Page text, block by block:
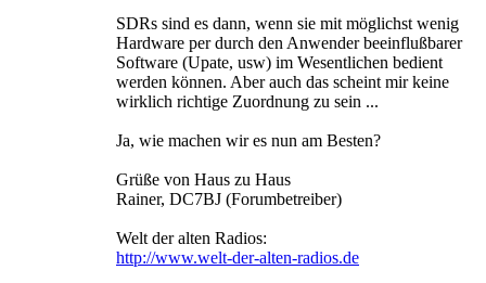
SDRs sind es dann, wenn sie mit möglichst wenig
Hardware per durch den Anwender beeinflußbarer
Software (Upate, usw) im Wesentlichen bedient
werden können. Aber auch das scheint mir keine
wirklich richtige Zuordnung zu sein ...
Ja, wie machen wir es nun am Besten?
Grüße von Haus zu Haus
Rainer, DC7BJ (Forumbetreiber)
Welt der alten Radios:
http://www.welt-der-alten-radios.de